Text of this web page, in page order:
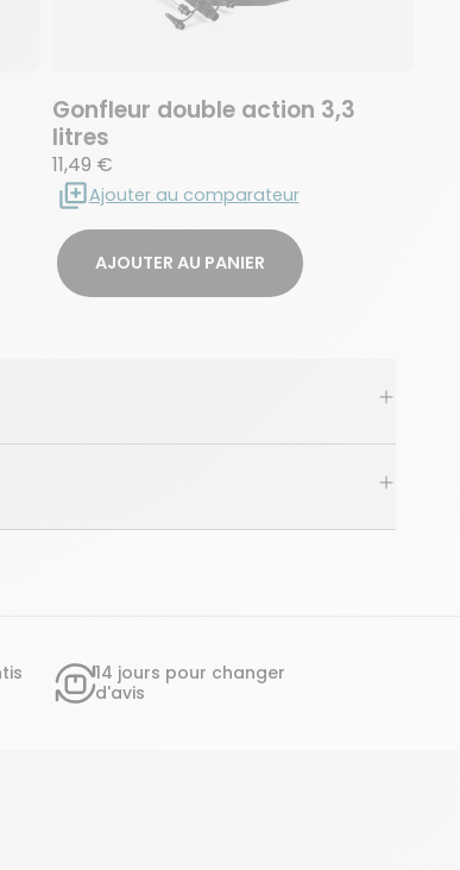
Gonfleur double action 3,3
litres
11,49 €
Ajouter au comparateur
AJOUTER AU PANIER
14 jours pour changer
d'avis